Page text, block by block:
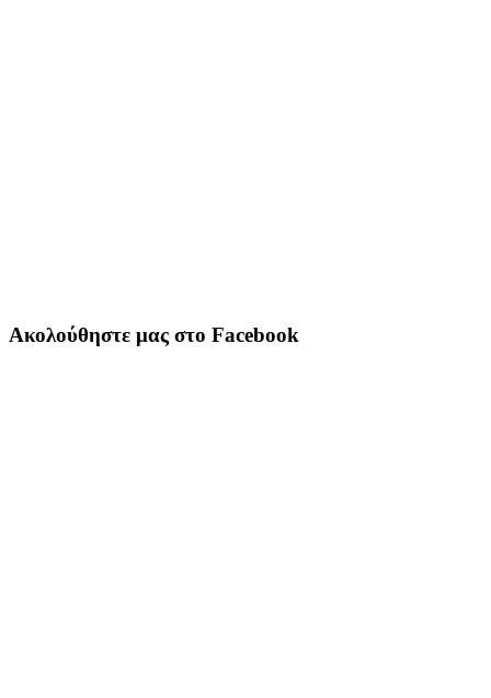
Ακολούθηστε μας στο Facebook